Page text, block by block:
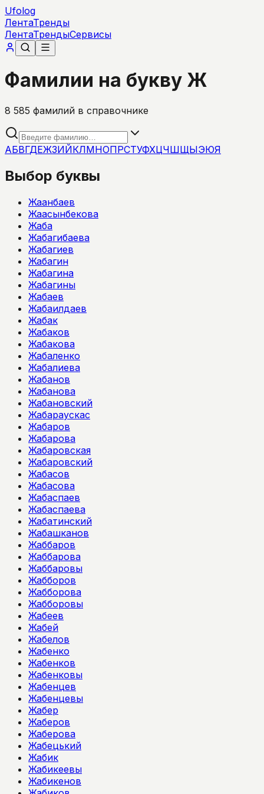
Ufolog
ЛентаТренды
ЛентаТрендыСервисы
Фамилии на букву Ж
8 585 фамилий в справочнике
АБВГДЕЖЗИЙКЛМНОПРСТУФХЦЧШЩЫЭЮЯ
Выбор буквы
Жаанбаев
Жаасынбекова
Жаба
Жабагибаева
Жабагиев
Жабагин
Жабагина
Жабагины
Жабаев
Жабаилдаев
Жабак
Жабаков
Жабакова
Жабаленко
Жабалиева
Жабанов
Жабанова
Жабановский
Жабараускас
Жабаров
Жабарова
Жабаровская
Жабаровский
Жабасов
Жабасова
Жабаспаев
Жабаспаева
Жабатинский
Жабашканов
Жаббаров
Жаббарова
Жаббаровы
Жабборов
Жабборова
Жабборовы
Жабеев
Жабей
Жабелов
Жабенко
Жабенков
Жабенковы
Жабенцев
Жабенцевы
Жабер
Жаберов
Жаберова
Жабецький
Жабик
Жабикеевы
Жабикенов